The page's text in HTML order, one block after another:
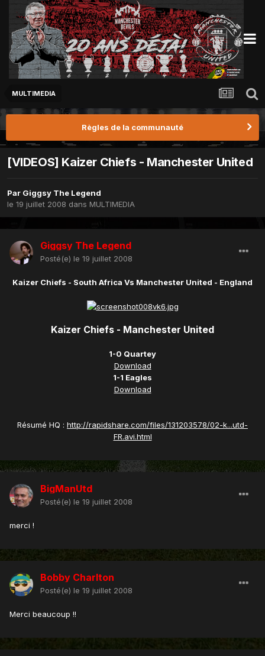
MULTIMEDIA
Règles de la communauté
[VIDEOS] Kaizer Chiefs - Manchester United
Par Giggsy The Legend
le 19 juillet 2008 dans MULTIMEDIA
Giggsy The Legend
Posté(e) le 19 juillet 2008
Kaizer Chiefs - South Africa Vs Manchester United - England
Kaizer Chiefs - Manchester United
1-0 Quartey
Download
1-1 Eagles
Download
Résumé HQ : http://rapidshare.com/files/131203578/02-k...utd-
FR.avi.html
BigManUtd
Posté(e) le 19 juillet 2008
merci !
Bobby Charlton
Posté(e) le 19 juillet 2008
Merci beaucoup !!